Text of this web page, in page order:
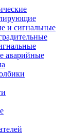
и сигнальные
аварийные